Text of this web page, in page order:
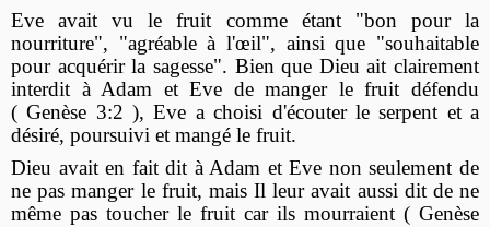
Eve avait vu le fruit comme étant "bon pour la
nourriture", "agréable à l'œil", ainsi que "souhaitable
pour acquérir la sagesse". Bien que Dieu ait clairement
interdit à Adam et Eve de manger le fruit défendu
( Genèse 3:2 ), Eve a choisi d'écouter le serpent et a
désiré, poursuivi et mangé le fruit.
Dieu avait en fait dit à Adam et Eve non seulement de
ne pas manger le fruit, mais Il leur avait aussi dit de ne
même pas toucher le fruit car ils mourraient ( Genèse